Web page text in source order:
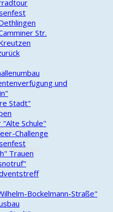
2026
Str.
und
Stadt"
Schule"
Challenge
Trauen
Bockelmann-Straße"